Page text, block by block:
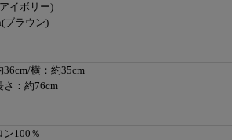
イボリー)
ブラウン)
36cm/横：約35cm
さ：約76cm
ン100％